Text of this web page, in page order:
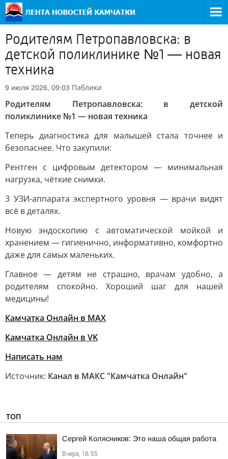
Родителям Петропавловска: в
детской поликлинике №1 — новая
техника
9 июля 2026, 09:03 Паблики
Родителям Петропавловска: в детской
поликлинике №1 — новая техника
Теперь диагностика для малышей стала точнее и
безопаснее. Что закупили:
Рентген с цифровым детектором — минимальная
нагрузка, чёткие снимки.
3 УЗИ-аппарата экспертного уровня — врачи видят
всё в деталях.
Новую эндоскопию с автоматической мойкой и
хранением — гигиенично, информативно, комфортно
даже для самых маленьких.
Главное — детям не страшно, врачам удобно, а
родителям спокойно. Хороший шаг для нашей
медицины!
Камчатка Онлайн в MAX
Камчатка Онлайн в VK
Написать нам
Источник: Канал в МАКС "Камчатка Онлайн"
ТОП
Сергей Колясников: Это наша общая работа
Вчера, 18:55